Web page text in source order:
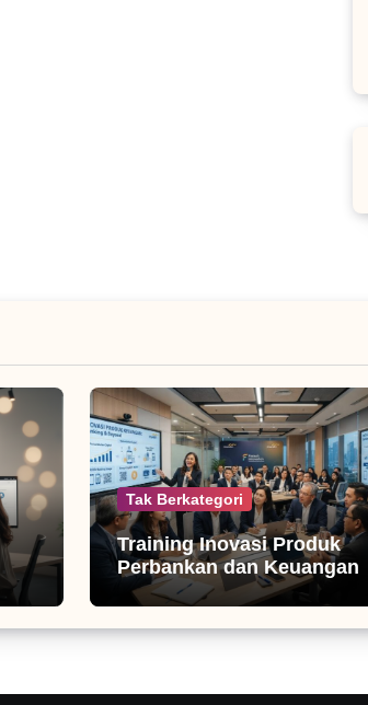
Tak Berkategori
Training Inovasi Produk
Perbankan dan Keuangan